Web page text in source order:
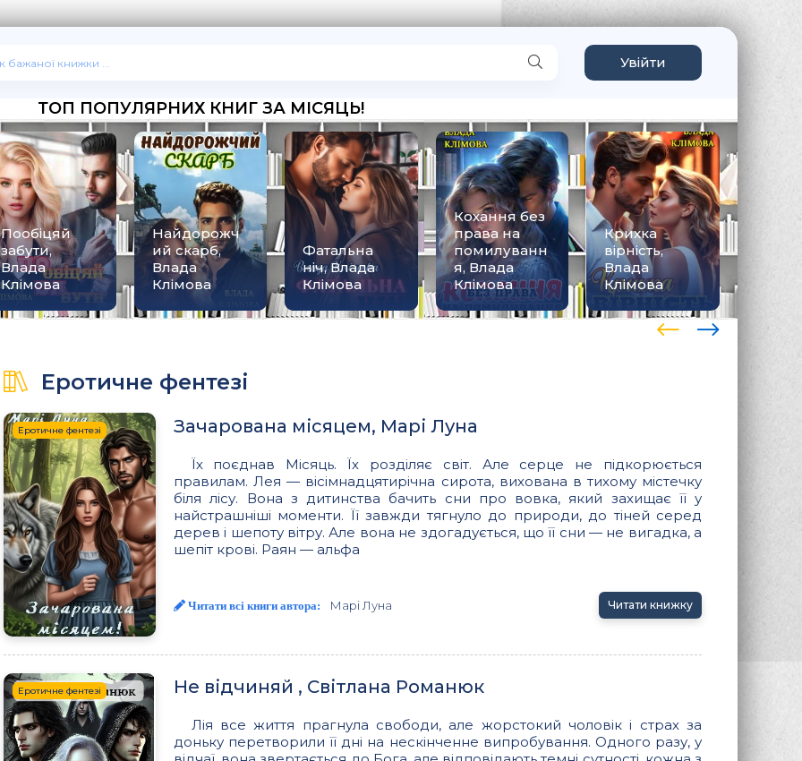
Увійти
ТОП ПОПУЛЯРНИХ КНИГ ЗА МІСЯЦЬ!
Пообіцяй
забути,
Влада
Клімова
Найдорожч
ий скарб,
Влада
Клімова
Фатальна
ніч, Влада
Клімова
Кохання без
права на
помилуванн
я, Влада
Клімова
Крихка
вірність,
Влада
Клімова
Еротичне фентезі
Еротичне фентезі Зачарована місяцем, Марі Луна
Їх поєднав Місяць. Їх розділяє світ. Але серце не підкорюється
правилам. Лея — вісімнадцятирічна сирота, вихована в тихому містечку
біля лісу. Вона з дитинства бачить сни про вовка, який захищає її у
найстрашніші моменти. Її завжди тягнуло до природи, до тіней серед
дерев і шепоту вітру. Але вона не здогадується, що її сни — не вигадка, а
шепіт крові. Раян — альфа
Читати всі книги автора: Марі Луна Читати книжку
Еротичне фентезі Не відчиняй , Світлана Романюк
Лія все життя прагнула свободи, але жорстокий чоловік і страх за
доньку перетворили її дні на нескінченне випробування. Одного разу, у